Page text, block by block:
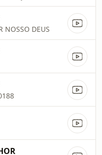
NOSSO DEUS